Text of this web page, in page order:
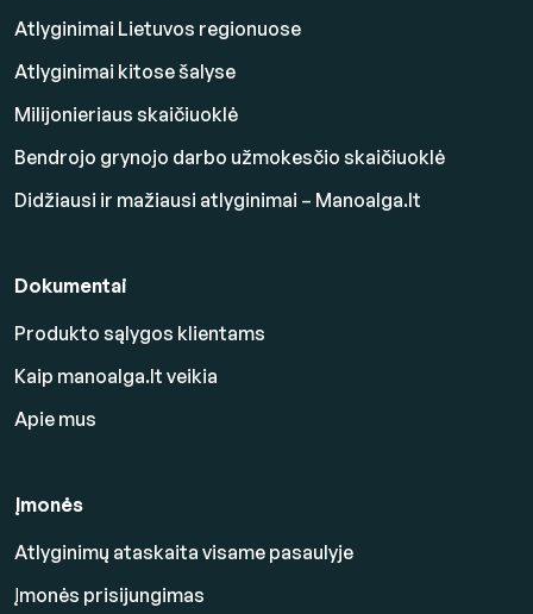
Atlyginimai Lietuvos regionuose
Atlyginimai kitose šalyse
Milijonieriaus skaičiuoklė
Bendrojo grynojo darbo užmokesčio skaičiuoklė
Didžiausi ir mažiausi atlyginimai – Manoalga.lt
Dokumentai
Produkto sąlygos klientams
Kaip manoalga.lt veikia
Apie mus
Įmonės
Atlyginimų ataskaita visame pasaulyje
Įmonės prisijungimas